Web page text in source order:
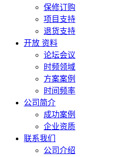
保修订购
项目支持
退货支持
开放 资料
论坛会议
时频领域
方案案例
时间频率
公司简介
成功案例
企业资质
联系我们
公司介绍